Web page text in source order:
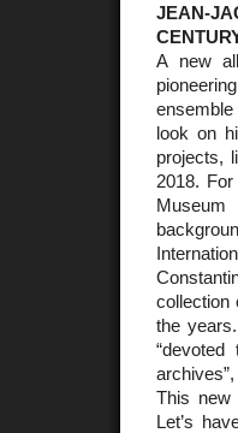
JEAN-
A new
ensemble
look on
projects,
2018.
collection
the
This new
Let’s